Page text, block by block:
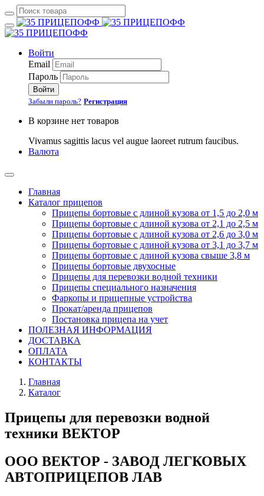
Войти
Email
Пароль
Войти
Забыли пароль? Регистрация
В корзине нет товаров
Vivamus sagittis lacus vel augue laoreet rutrum faucibus.
Валюта
Главная
Каталог прицепов
Прицепы бортовые с длиной кузова от 1,5 до 2,0 м
Прицепы бортовые с длиной кузова от 2,1 до 2,5 м
Прицепы бортовые с длиной кузова от 2,6 до 3,0 м
Прицепы бортовые с длиной кузова от 3,1 до 3,7 м
Прицепы бортовые с длиной кузова свыше 3,8 м
Прицепы бортовые двухосные
Прицепы для перевозки водной техники
Прицепы специального назначения
Фаркопы и прицепные устройства
Прокат/аренда прицепов
Постановка прицепа на учет
ПОЛЕЗНАЯ ИНФОРМАЦИЯ
ДОСТАВКА
ОПЛАТА
КОНТАКТЫ
Главная
Каталог
Прицепы для перевозки водной
техники ВЕКТОР
ООО ВЕКТОР - ЗАВОД ЛЕГКОВЫХ
АВТОПРИЦЕПОВ ЛАВ